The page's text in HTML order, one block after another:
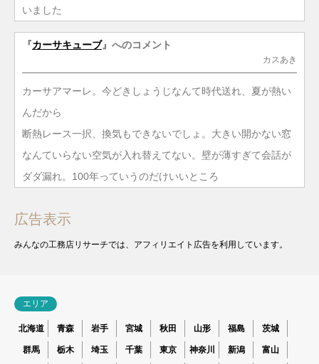
いました
『カーサキューブ』へのコメント
カスあき
カーサアマーレ。今どきしょうじなんて時代送れ、夏が熱い
んだから
断熱レース一択、換気もできないでしょ。大きい開かない窓
なんていらない空気が入れ替えてない。壁が薄すぎて会話が
ダダ漏れ。100年っていうのだけいいところ
広告表示
みんなの工務店リサーチでは、アフィリエイト広告を利用しています。
エリア
北海道 青森 岩手 宮城 秋田 山形 福島 茨城
群馬 栃木 埼玉 千葉 東京 神奈川 新潟 富山